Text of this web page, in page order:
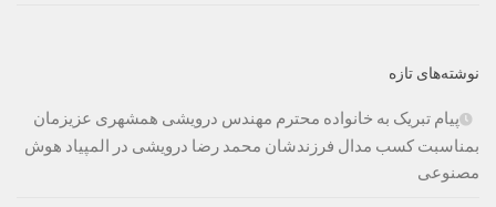
نوشته‌های تازه
پیام تبریک به خانواده محترم مهندس درویشی همشهری عزیزمان
بمناسبت کسب مدال فرزندشان محمد رضا درویشی در المپیاد هوش
مصنوعی